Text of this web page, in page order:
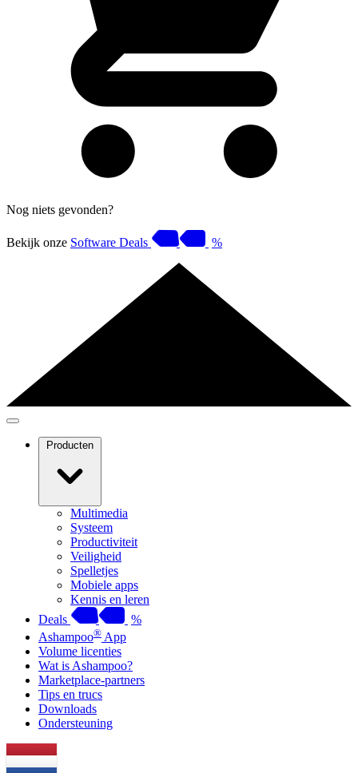
Nog niets gevonden?
Bekijk onze Software Deals %
Producten
Multimedia
Systeem
Productiviteit
Veiligheid
Spelletjes
Mobiele apps
Kennis en leren
Deals
%
Ashampoo® App
Volume licenties
Wat is Ashampoo?
Marketplace-partners
Tips en trucs
Downloads
Ondersteuning